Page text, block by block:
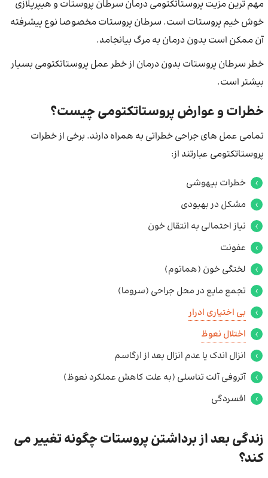
مهم ترین مزیت پروستاتکتومی درمان سرطان پروستات و هیپرپلازی
خوش خیم پروستات است. سرطان پروستات مخصوصا نوع پیشرفته
آن ممکن است بدون درمان به مرگ بیانجامد.
خطر سرطان پروستات بدون درمان از خطر عمل پروستاتکتومی بسیار
بیشتر است.
خطرات و عوارض پروستاتکتومی چیست؟
تمامی عمل های جراحی خطراتی به همراه دارند. برخی از خطرات
پروستاتکتومی عبارتند از:
خطرات بیهوشی
مشکل در بهبودی
نیاز احتمالی به انتقال خون
عفونت
لختگی خون (هماتوم)
تجمع مایع در محل جراحی (سروما)
بی اختیاری ادرار
اختلال نعوظ
انزال اندک یا عدم انزال بعد از ارگاسم
آتروفی آلت تناسلی (به علت کاهش عملکرد نعوظ)
افسردگی
زندگی بعد از برداشتن پروستات چگونه تغییر می
کند؟